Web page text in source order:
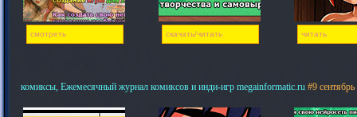
смотреть скачать/читать читать
комиксы, Ежемесячный журнал комиксов и инди-игр megainformatic.ru #9